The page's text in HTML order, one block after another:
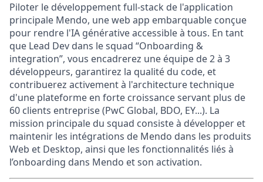
Piloter le développement full-stack de l'application
principale Mendo, une web app embarquable conçue
pour rendre l'IA générative accessible à tous. En tant
que Lead Dev dans le squad “Onboarding &
integration”, vous encadrerez une équipe de 2 à 3
développeurs, garantirez la qualité du code, et
contribuerez activement à l'architecture technique
d'une plateforme en forte croissance servant plus de
60 clients entreprise (PwC Global, BDO, EY...). La
mission principale du squad consiste à développer et
maintenir les intégrations de Mendo dans les produits
Web et Desktop, ainsi que les fonctionnalités liés à
l’onboarding dans Mendo et son activation.